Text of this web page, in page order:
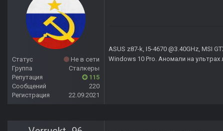
Статус
Не в сети
Группа
Сталкеры
Репутация
115
Сообщений
220
Регистрация
22.09.2021
ASUS z87-k, I5-4670 @3.40GHz, MSI
Windows 10 Pro. Аномали на